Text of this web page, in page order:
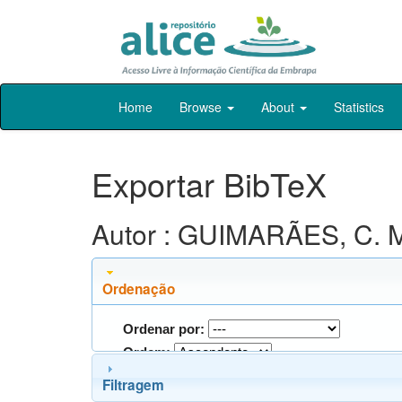
Skip
Home Browse About Statistics
Exportar BibTeX
Autor : GUIMARÃES, C.
Ordenação
Ordenar por:
Ordem:
Filtragem